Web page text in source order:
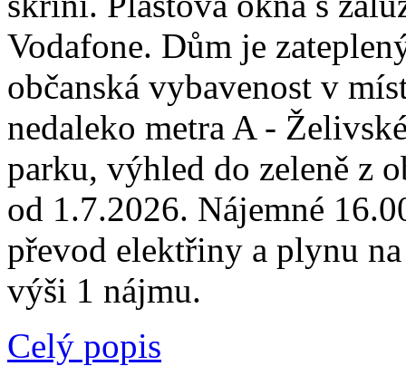
Vodafone. Dům je
občanská vybavenost v
nedaleko metra A -
parku, výhled do zeleně z
od 1.7.2026. Nájemné
převod elektřiny a plynu
výši 1 nájmu.
Celý popis